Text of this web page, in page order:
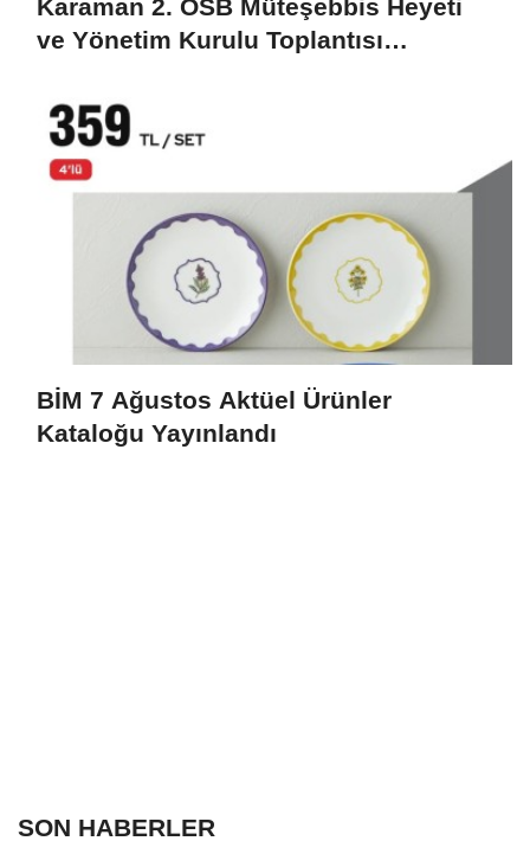
Karaman 2. OSB Müteşebbis Heyeti
ve Yönetim Kurulu Toplantısı
BİM 7 Ağustos Aktüel Ürünler
Kataloğu Yayınlandı
SON HABERLER